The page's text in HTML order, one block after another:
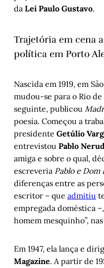
da Lei Paulo Gustavo.
Trajetória em cena
política em Porto
Nascida em 1919, em
mudou-se para o Rio de
seguinte, publicou
poesia. Começou a
presidente Getúlio
entrevistou Pablo
amiga e sobre o qual,
escreveria Pablo e Dom
diferenças entre as
escritor – que admitiu
empregada doméstica
homem mesquinho”,
Em 1947, ela lança e
Magazine. A partir de